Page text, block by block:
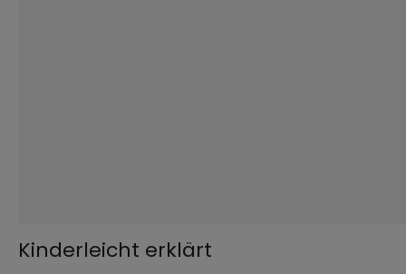
Kinderleicht erklärt